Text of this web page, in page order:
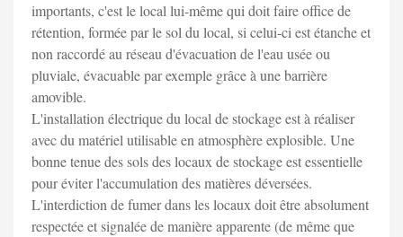
importants, c'est le local lui-même qui doit faire office de
rétention, formée par le sol du local, si celui-ci est étanche et
non raccordé au réseau d'évacuation de l'eau usée ou
pluviale, évacuable par exemple grâce à une barrière
amovible.
L'installation électrique du local de stockage est à réaliser
avec du matériel utilisable en atmosphère explosible. Une
bonne tenue des sols des locaux de stockage est essentielle
pour éviter l'accumulation des matières déversées.
L'interdiction de fumer dans les locaux doit être absolument
respectée et signalée de manière apparente (de même que